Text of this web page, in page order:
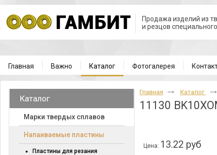
Продажа изделий из
и резцов
Главная Важно Каталог Фотогалерея
Каталог
Марки твердых сплавов
Напаиваемые пластины
Пластины для резания
Главная Каталог
11130
Цена: 13.22 руб